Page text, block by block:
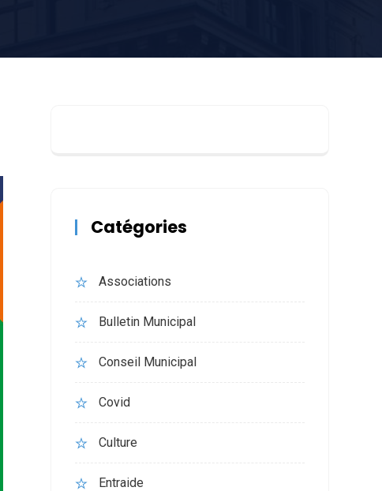
Catégories
Associations
Bulletin Municipal
Conseil Municipal
Covid
Culture
Entraide